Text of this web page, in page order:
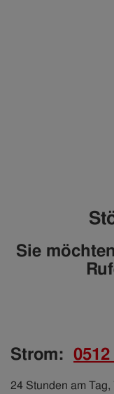
Sie
Strom:
24 Stunden am